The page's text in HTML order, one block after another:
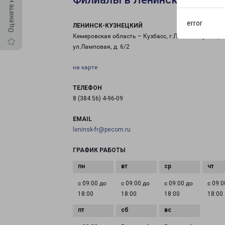
error
ЛЕНИНСК-КУЗНЕЦКИЙ
Кемеровская область – Кузбасс, г.Ленинск-
ул.Ламповая, д. 6/2
на карте
ТЕЛЕФОН
8 (384 56) 4-96-09
EMAIL
leninsk-fr@pecom.ru
ГРАФИК РАБОТЫ
с 09:00 до
18:00
с 09:00 до
18:00
с 09:00 до
18:00
с
18:00